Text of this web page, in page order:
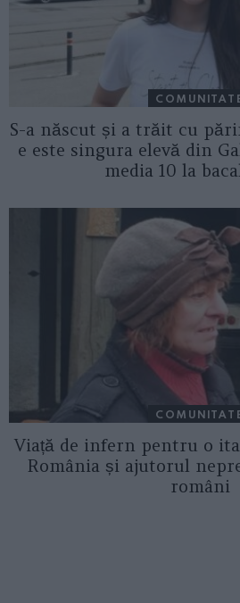
S-a născut și a trăit cu
e este singura elevă din
media 10 la
Viață de infern pentru o
România și ajutorul
români